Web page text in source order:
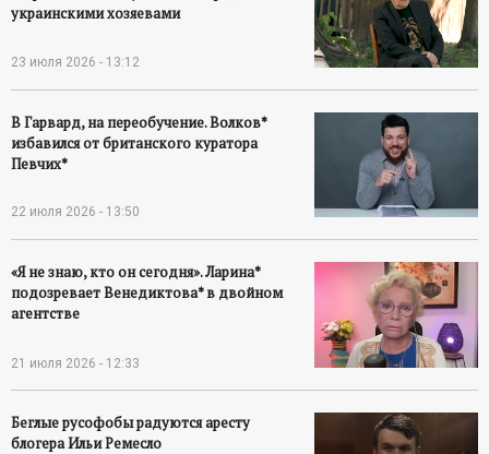
украинскими хозяевами
23 июля 2026 - 13:12
В Гарвард, на переобучение. Волков*
избавился от британского куратора
Певчих*
22 июля 2026 - 13:50
«Я не знаю, кто он сегодня». Ларина*
подозревает Венедиктова* в двойном
агентстве
21 июля 2026 - 12:33
Беглые русофобы радуются аресту
блогера Ильи Ремесло